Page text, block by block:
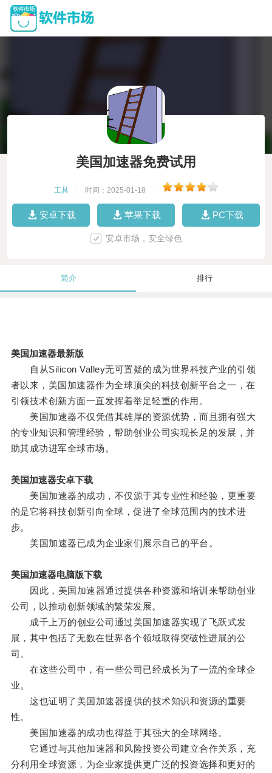
美国加速器免费试用
工具 时间：2025-01-18
安卓下载 苹果下载 PC下载
安卓市场，安全绿色
简介 排行
美国加速器最新版
自从Silicon Valley无可置疑的成为世界科技产业的引领
者以来，美国加速器作为全球顶尖的科技创新平台之一，在
引领技术创新方面一直发挥着举足轻重的作用。
美国加速器不仅凭借其雄厚的资源优势，而且拥有强大
的专业知识和管理经验，帮助创业公司实现长足的发展，并
助其成功进军全球市场。
美国加速器安卓下载
美国加速器的成功，不仅源于其专业性和经验，更重要
的是它将科技创新引向全球，促进了全球范围内的技术进
步。
美国加速器已成为企业家们展示自己的平台。
美国加速器电脑版下载
因此，美国加速器通过提供各种资源和培训来帮助创业
公司，以推动创新领域的繁荣发展。
成千上万的创业公司通过美国加速器实现了飞跃式发
展，其中包括了无数在世界各个领域取得突破性进展的公
司。
在这些公司中，有一些公司已经成长为了一流的全球企
业。
这也证明了美国加速器提供的技术知识和资源的重要
性。
美国加速器的成功也得益于其强大的全球网络。
它通过与其他加速器和风险投资公司建立合作关系，充
分利用全球资源，为企业家提供更广泛的投资选择和更好的